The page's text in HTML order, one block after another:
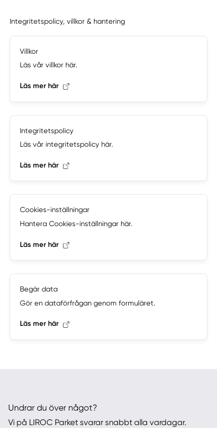
Integritetspolicy, villkor & hantering
Villkor
Läs vår villkor här.
Läs mer här
Integritetspolicy
Läs vår integritetspolicy här.
Läs mer här
Cookies-inställningar
Hantera Cookies-inställningar här.
Läs mer här
Begär data
Gör en dataförfrågan genom formuläret.
Läs mer här
Undrar du över något?
Vi på LIROC Parket svarar snabbt alla vardagar.